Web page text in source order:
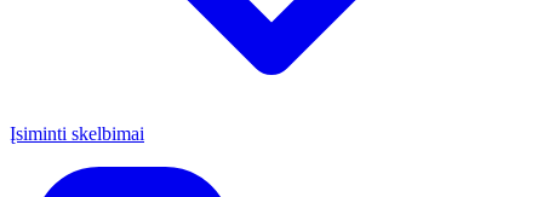
Įsiminti skelbimai